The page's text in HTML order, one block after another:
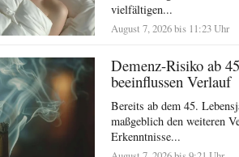
vielfältigen...
August 7, 2026 bis 11:23 Uhr
Demenz-Risiko ab
beeinflussen Verlauf
Bereits ab dem 45.
maßgeblich den weiteren
Erkenntnisse...